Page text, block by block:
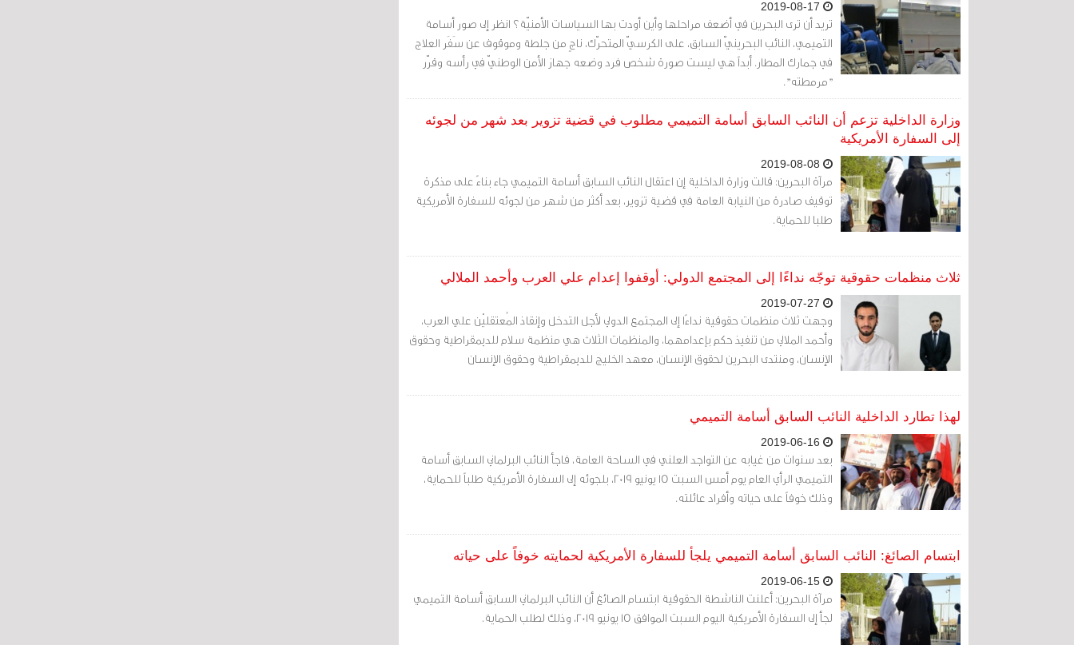
تريد أن ترى البحرين في أضعف مراحلها وأين أودت بها السياسات الأمنيّة؟ انظر إلى صور أسامة
التميمي، النائب البحرينيّ السابق، على الكرسيّ المتحرّك، ناجٍ من جلطة وموقوف عن سَفَر العلاج
في جمارك المطار. أبداً هي ليست صورة شخص فرد وضعه جهاز الأمن الوطنيّ في رأسه وقرّر
"مرمطته".
وزارة الداخلية تزعم أن النائب السابق أسامة التميمي مطلوب في قضية تزوير بعد شهر من لجوئه
إلى السفارة الأمريكية
مرآة البحرين: قالت وزارة الداخلية إن اعتقال النائب السابق أسامة التميمي جاء بناءً على مذكرة
توقيف صادرة من النيابة العامة في قضية تزوير، بعد أكثر من شهر من لجوئه للسفارة الأمريكية
طلبا للحماية.
ثلاث منظمات حقوقية توجّه نداءًا إلى المجتمع الدولي: أوقفوا إعدام علي العرب وأحمد الملالي
وجهت ثلاث منظمات حقوقية نداءًا إلى المجتمع الدولي لأجل التدخل وإنقاذ المُعتقليْن علي العرب،
وأحمد الملالي من تنفيذ حكم بإعدامهما، والمنظمات الثلاث هي منظمة سلام للديمقراطية وحقوق
الإنسان، ومنتدى البحرين لحقوق الإنسان، معهد الخليج للديمقراطية وحقوق الإنسان
لهذا تطارد الداخلية النائب السابق أسامة التميمي
بعد سنوات من غيابه عن التواجد العلني في الساحة العامة، فاجأ النائب البرلماني السابق أسامة
التميمي الرأي العام يوم أمس السبت 15 يونيو 2019، بلجوئه إلى السفارة الأمريكية طلباً للحماية،
وذلك خوفاً على حياته وأفراد عائلته.
ابتسام الصائغ: النائب السابق أسامة التميمي يلجأ للسفارة الأمريكية لحمايته خوفاً على حياته
مرآة البحرين: أعلنت الناشطة الحقوقية ابتسام الصائغ أن النائب البرلماني السابق أسامة التميمي
لجأ إلى السفارة الأمريكية اليوم السبت الموافق 15 يونيو 2019، وذلك لطلب الحماية.